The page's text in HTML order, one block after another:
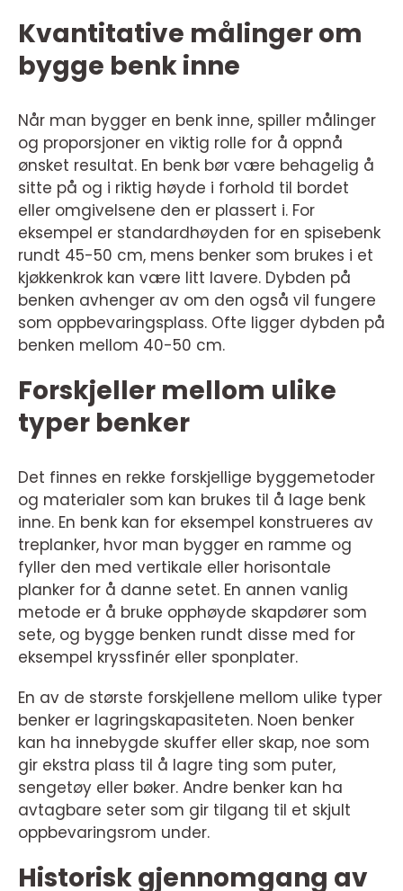
Kvantitative målinger om
bygge benk inne
Når man bygger en benk inne, spiller målinger
og proporsjoner en viktig rolle for å oppnå
ønsket resultat. En benk bør være behagelig å
sitte på og i riktig høyde i forhold til bordet
eller omgivelsene den er plassert i. For
eksempel er standardhøyden for en spisebenk
rundt 45-50 cm, mens benker som brukes i et
kjøkkenkrok kan være litt lavere. Dybden på
benken avhenger av om den også vil fungere
som oppbevaringsplass. Ofte ligger dybden på
benken mellom 40-50 cm.
Forskjeller mellom ulike
typer benker
Det finnes en rekke forskjellige byggemetoder
og materialer som kan brukes til å lage benk
inne. En benk kan for eksempel konstrueres av
treplanker, hvor man bygger en ramme og
fyller den med vertikale eller horisontale
planker for å danne setet. En annen vanlig
metode er å bruke opphøyde skapdører som
sete, og bygge benken rundt disse med for
eksempel kryssfinér eller sponplater.
En av de største forskjellene mellom ulike typer
benker er lagringskapasiteten. Noen benker
kan ha innebygde skuffer eller skap, noe som
gir ekstra plass til å lagre ting som puter,
sengetøy eller bøker. Andre benker kan ha
avtagbare seter som gir tilgang til et skjult
oppbevaringsrom under.
Historisk gjennomgang av